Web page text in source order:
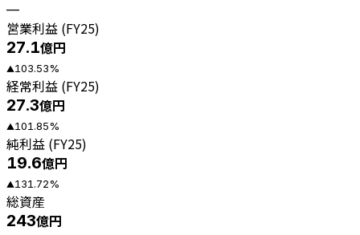
—
営業利益 (FY25)
27.1億円
▲103.53%
経常利益 (FY25)
27.3億円
▲101.85%
純利益 (FY25)
19.6億円
▲131.72%
総資産
243億円